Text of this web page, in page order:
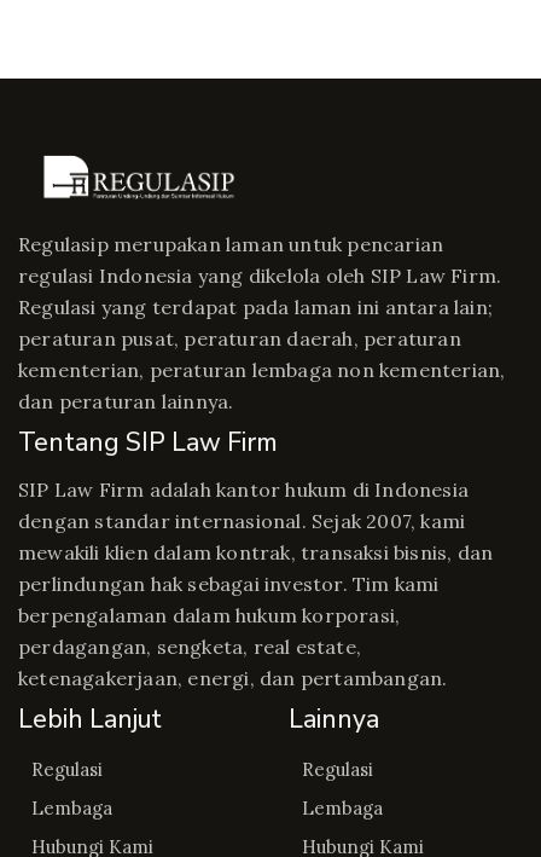
Regulasip merupakan laman untuk pencarian
regulasi Indonesia yang dikelola oleh SIP Law Firm.
Regulasi yang terdapat pada laman ini antara lain;
peraturan pusat, peraturan daerah, peraturan
kementerian, peraturan lembaga non kementerian,
dan peraturan lainnya.
Tentang SIP Law Firm
SIP Law Firm adalah kantor hukum di Indonesia
dengan standar internasional. Sejak 2007, kami
mewakili klien dalam kontrak, transaksi bisnis, dan
perlindungan hak sebagai investor. Tim kami
berpengalaman dalam hukum korporasi,
perdagangan, sengketa, real estate,
ketenagakerjaan, energi, dan pertambangan.
Lebih Lanjut
Regulasi
Lembaga
Hubungi Kami
Lainnya
Regulasi
Lembaga
Hubungi Kami